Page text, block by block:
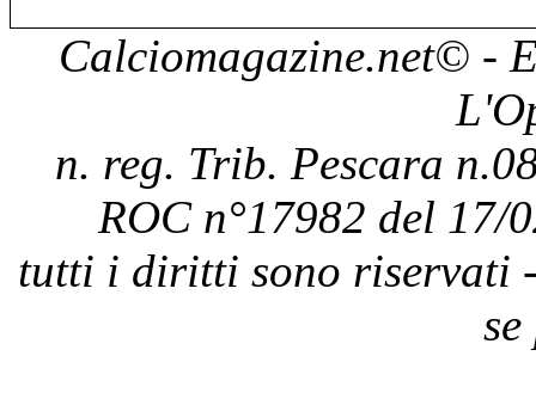
Calciomagazine.net© -
n. reg. Trib. Pescara
ROC n°17982 del 17/
tutti i diritti sono riservati